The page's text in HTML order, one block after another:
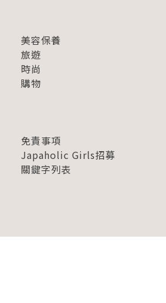
美容保養
旅遊
時尚
購物
免責事項
Japaholic Girls招募
關鍵字列表